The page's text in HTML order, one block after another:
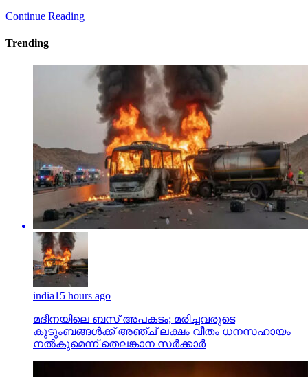
Continue Reading
Trending
india15 hours ago
മദീനയിലെ ബസ് അപകടം; മരിച്ചവരുടെ
കുടുംബങ്ങള്‍ക്ക് അഞ്ച് ലക്ഷം വീതം ധനസഹായം
നല്‍കുമെന്ന് തെലങ്കാന സര്‍ക്കാര്‍